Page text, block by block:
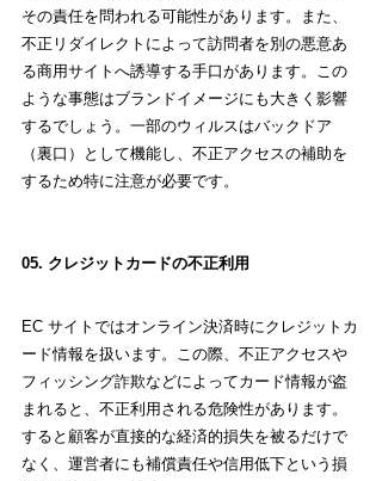
その責任を問われる可能性があります。また、
不正リダイレクトによって訪問者を別の悪意あ
る商用サイトへ誘導する手口があります。この
ような事態はブランドイメージにも大きく影響
するでしょう。一部のウィルスはバックドア
（裏口）として機能し、不正アクセスの補助を
するため特に注意が必要です。
05. クレジットカードの不正利用
EC サイトではオンライン決済時にクレジットカ
ード情報を扱います。この際、不正アクセスや
フィッシング詐欺などによってカード情報が盗
まれると、不正利用される危険性があります。
すると顧客が直接的な経済的損失を被るだけで
なく、運営者にも補償責任や信用低下という損